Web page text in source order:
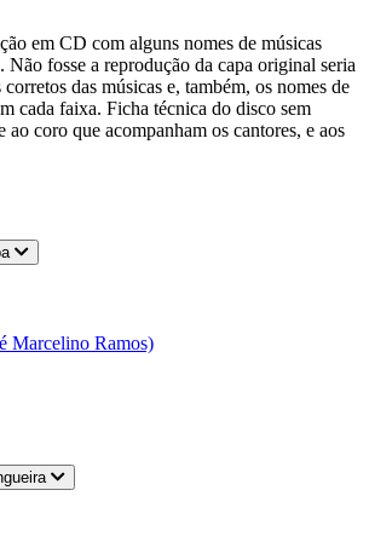
em CD com alguns nomes de músicas
Não fosse a reprodução da capa original seria
das músicas e, também, os nomes de
cada faixa. Ficha técnica do disco sem
ao coro que acompanham os cantores, e aos
Marcelino Ramos)